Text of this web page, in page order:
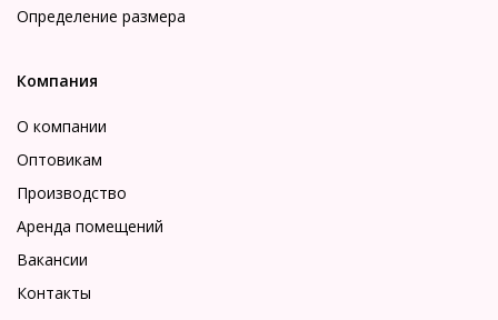
Определение размера
Компания
О компании
Оптовикам
Производство
Аренда помещений
Вакансии
Контакты